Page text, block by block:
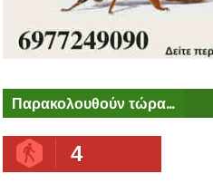
Παρακολουθούν τώρα...
4